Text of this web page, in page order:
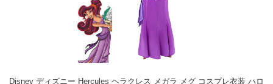
Disney ディズニー Hercules ヘラクレス メガラ メグ コスプレ衣装 ハロ